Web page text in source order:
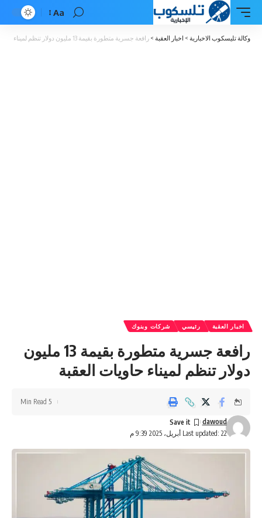
Font
Resizer
Aa
وكالة تليسكوب الاخبارية > اخبار العقبة > رافعة جسرية متطورة بقيمة 13 مليون دولار تنظم لميناء حاويات العقبة
اخبار العقبة رئيسي شركات وبنوك
رافعة جسرية متطورة بقيمة 13 مليون
دولار تنظم لميناء حاويات العقبة
Last updated: 22 أبريل، 2025 9:39 م
dawoud
5 Min Read